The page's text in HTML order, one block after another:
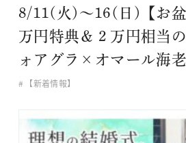
8/11(火)～16(日)【お
万円特典＆２万円相当
ォアグラ×オマール海
試食会 全面ガラス張り
【新着情報】